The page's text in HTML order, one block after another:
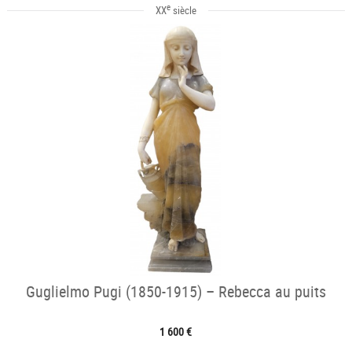
XXesiècle
Guglielmo Pugi (1850-1915) – Rebecca au puits
1 600 €